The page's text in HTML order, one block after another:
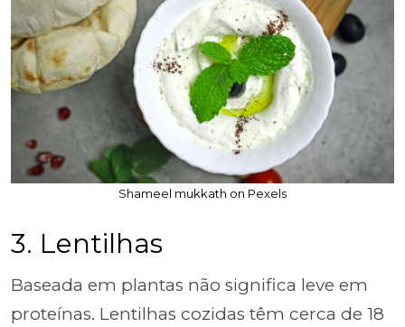
Shameel mukkath on Pexels
3. Lentilhas
Baseada em plantas não significa leve em
proteínas. Lentilhas cozidas têm cerca de 18